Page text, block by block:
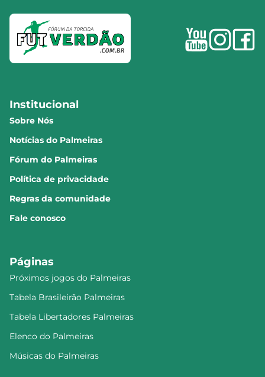
Institucional
Sobre Nós
Notícias do Palmeiras
Fórum do Palmeiras
Política de privacidade
Regras da comunidade
Fale conosco
Páginas
Próximos jogos do Palmeiras
Tabela Brasileirão Palmeiras
Tabela Libertadores Palmeiras
Elenco do Palmeiras
Músicas do Palmeiras